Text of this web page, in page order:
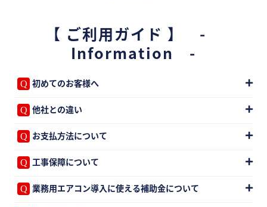
【 ご利用ガイド 】 -
Information -
初めてのお客様へ
他社との違い
お支払方法について
工事保障について
業務用エアコン導入に使える補助金について